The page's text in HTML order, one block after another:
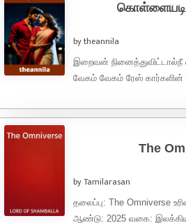
by theannila
இறைவன்
வேகம் வேகம் ரேஸ் கார்களின்
கார் முதலிடம் ...
The
by Tamilarasan
தலைப்பு: The Omniverse
ஆண்டு: 2025 வகை: